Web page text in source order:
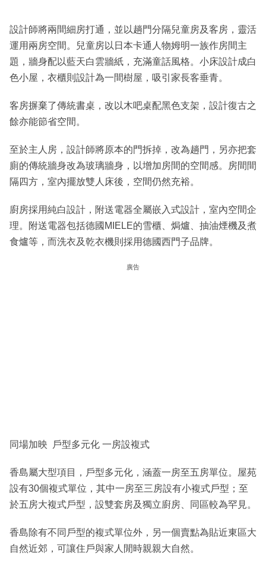
設計師將兩間細房打通，並以趟門分隔兒童房及客房，靈活
運用兩房空間。兒童房以日本卡通人物姆明一族作房間主
題，牆身配以藍天白雲牆紙，充滿童話風格。小床設計成白
色小屋，衣櫃則設計為一間樹屋，吸引家長客垂青。
客房摒棄了傳統書桌，改以木吧桌配黑色支架，設計復古之
餘亦能節省空間。
至於主人房，設計師將原本的門拆掉，改為趟門，另亦把套
廁的傳統牆身改為玻璃牆身，以增加房間的空間感。房間間
隔四方，室內擺放雙人床後，空間仍然充裕。
廚房採用純白設計，附送電器全屬嵌入式設計，室內空間企
理。附送電器包括德國MIELE的雪櫃、焗爐、抽油煙機及煮
食爐等，而洗衣及乾衣機則採用德國西門子品牌。
廣告
同場加映 戶型多元化 一房設複式
香島屬大型項目，戶型多元化，涵蓋一房至五房單位。屋苑
設有30個複式單位，其中一房至三房設有小複式戶型；至
於五房大複式戶型，設雙套房及獨立廚房、同區較為罕見。
香島除有不同戶型的複式單位外，另一個賣點為貼近東區大
自然近郊，可讓住戶與家人閒時親親大自然。